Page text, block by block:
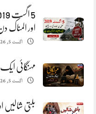
اور المناک
اگست 5, 2026
مہنگائی
اگست 5, 2026
بلتی شالیں